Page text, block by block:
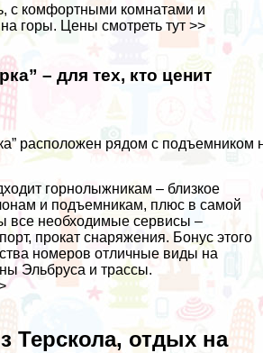
с комфортными комнатами и
горы. Цены смотреть тут >>
– для тех, кто ценит
расположен рядом с подъемником
горнолыжникам – близкое
и подъемникам, плюс в самой
все необходимые сервисы –
прокат снаряжения. Бонус этого
номеров отличные виды на
Эльбруса и трассы.
Терскола, отдых на